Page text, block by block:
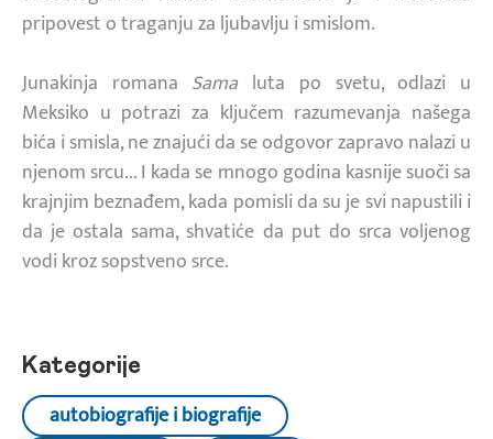
pripovest o traganju za ljubavlju i smislom.
Junakinja romana Samaluta po svetu, odlazi u
Meksiko u potrazi za ključem razumevanja našega
bića i smisla, ne znajući da se odgovor zapravo nalazi u
njenom srcu... I kada se mnogo godina kasnije suoči sa
krajnjim beznađem, kada pomisli da su je svi napustili i
da je ostala sama, shvatiće da put do srca voljenog
vodi kroz sopstveno srce.
Kategorije
autobiografije i biografije